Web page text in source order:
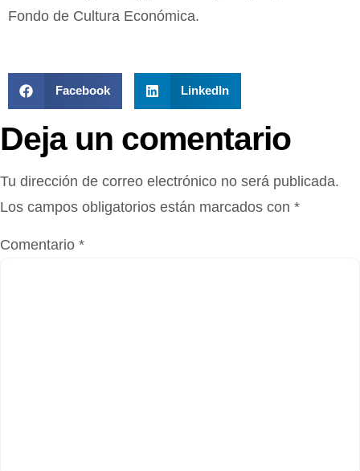
Fondo de Cultura Económica.
Facebook LinkedIn
Deja un comentario
Tu dirección de correo electrónico no será publicada.
Los campos obligatorios están marcados con *
Comentario *